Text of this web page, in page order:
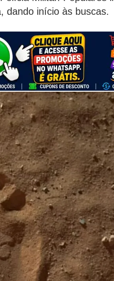
dando início às buscas.